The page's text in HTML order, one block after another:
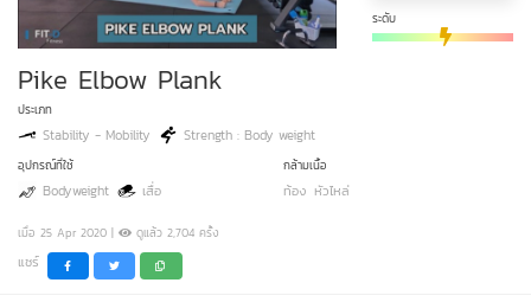
ระดับ
Pike Elbow Plank
ประเภท
Stability - Mobility Strength : Body weight
อุปกรณ์ที่ใช้
Bodyweight เสื่อ
กล้ามเนื้อ
ท้อง หัวไหล่
เมื่อ 25 Apr 2020 | ดูแล้ว 2,704 ครั้ง
แชร์